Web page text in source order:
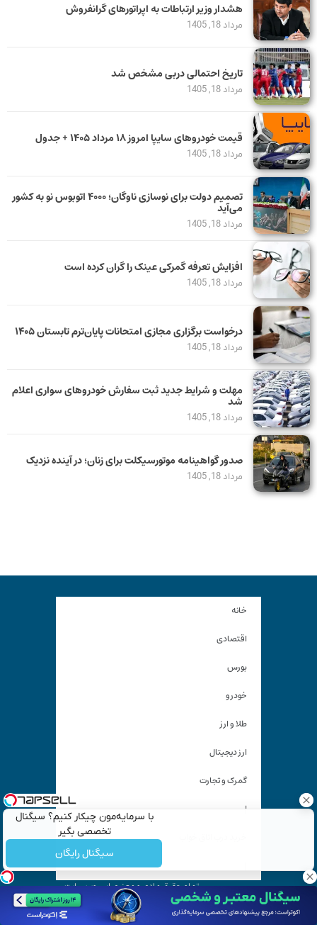
با سرمایه‌مون چیکار کنیم؟ سیگنال
تخصصی بگیر
سیگنال رایگان
هشدار وزیر ارتباطات به اپراتورهای گرانفروش
مرداد 18, 1405
تاریخ احتمالی دربی مشخص شد
مرداد 18, 1405
قیمت خودرو‌های سایپا امروز ۱۸ مرداد ۱۴۰۵ + جدول
مرداد 18, 1405
تصمیم دولت برای نوسازی ناوگان؛ ۴۰۰۰ اتوبوس نو به کشور
می‌آید
مرداد 18, 1405
افزایش تعرفه گمرکی عینک را گران کرده است
مرداد 18, 1405
درخواست برگزاری مجازی امتحانات پایان‌ترم تابستان ۱۴۰۵
مرداد 18, 1405
مهلت و شرایط جدید ثبت سفارش خودروهای سواری اعلام
شد
مرداد 18, 1405
صدور گواهینامه موتورسیکلت برای زنان؛ در آینده نزدیک
مرداد 18, 1405
خانه
اقتصادی
بورس
خودرو
طلا و ارز
ارز دیجیتال
گمرک و تجارت
|
تمام حقوق مادی و معنوی این وب سایت
متعلق به «کیان آنلاین» است و استفاده غیر قانونی از آن پیگرد
قانونی دارد.